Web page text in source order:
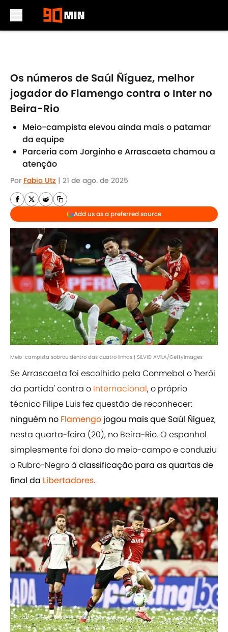
Os números de Saúl Ñíguez, melhor
jogador do Flamengo contra o Inter no
Beira-Rio
Meio-campista elevou ainda mais o patamar
da equipe
Parceria com Jorginho e Arrascaeta chamou a
atenção
Por Fabio Utz | 21 de ago. de 2025
Add us as a preferred source
Meio-campista sobrou dentro das quatro linhas | SILVIO AVILA/GettyImages
Se Arrascaeta foi escolhido pela Conmebol o 'herói
da partida' contra o Internacional, o próprio
técnico Filipe Luis fez questão de reconhecer:
ninguém no Flamengo jogou mais que Saúl Ñíguez,
nesta quarta-feira (20), no Beira-Rio. O espanhol
simplesmente foi dono do meio-campo e conduziu
o Rubro-Negro à classificação para as quartas de
final da Libertadores.